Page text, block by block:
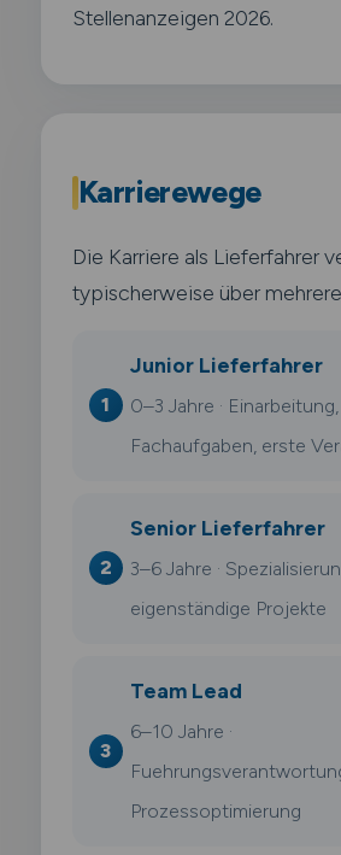
Stellenanzeigen 2026.
Karrierewege
Die Karriere als Lieferfahrer
typischerweise über
Junior Lieferfahrer
0–3 Jahre · Einarbeitung,
Fachaufgaben, erste
Senior Lieferfahrer
3–6 Jahre ·
eigenständige Projekte
Team Lead
6–10 Jahre ·
Prozessoptimierung